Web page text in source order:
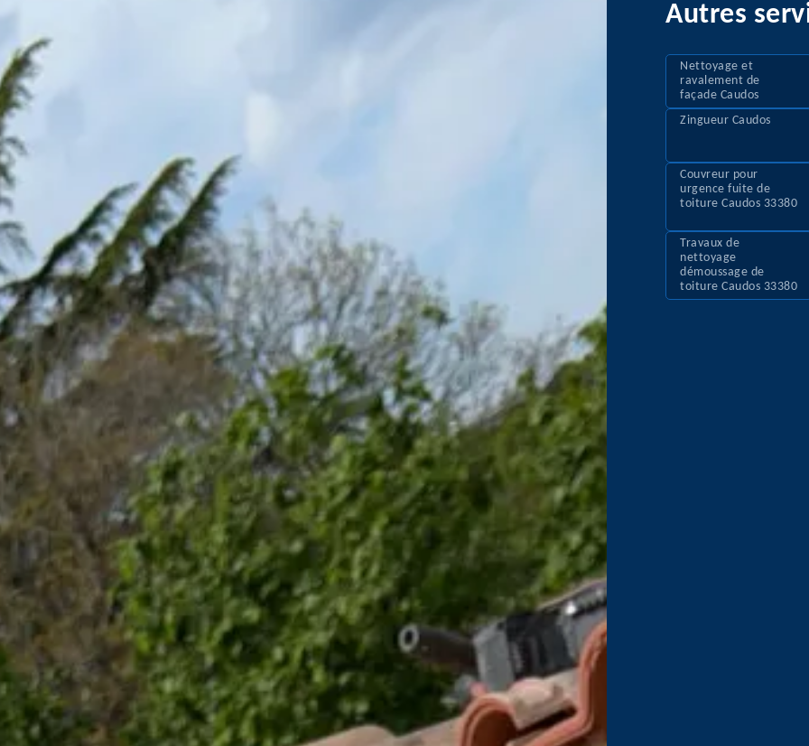
Autres
Nettoyage et
ravalement de
façade Caudos
Zingueur Caudos
Couvreur pour
urgence fuite de
toiture Caudos 33380
Travaux de
nettoyage
démoussage de
toiture Caudos 33380